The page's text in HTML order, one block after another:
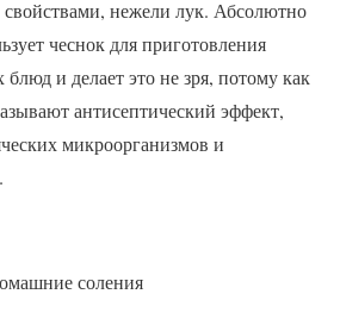
нежели лук. Абсолютно
чеснок для приготовления
и делает это не зря, потому как
антисептический эффект,
микроорганизмов и
соления